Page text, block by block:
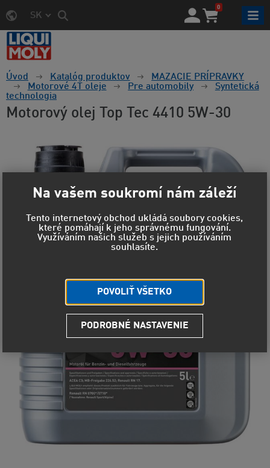
SK
0
Úvod Katalóg produktov
MAZACIE PRÍPRAVKY
Motorové 4T oleje
Pre automobily
Syntetická
technologia
Motorový olej Top Tec 4410 5W-30
Na vašem soukromí nám záleží
Tento internetový obchod ukládá soubory cookies,
které pomáhají k jeho správnému fungování.
Využíváním našich služeb s jejich používáním
souhlasíte.
POVOLIŤ VŠETKO
PODROBNÉ NASTAVENIE